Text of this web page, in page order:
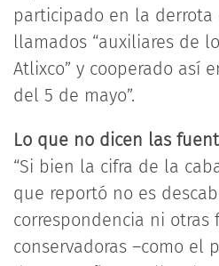
participado en la derrota
llamados “auxiliares de
Atlixco” y cooperado así
del 5 de mayo”.
Lo que no dicen las
“Si bien la cifra de la
que reportó no es
correspondencia ni otras
conservadoras –como el